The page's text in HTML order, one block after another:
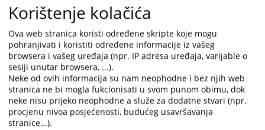
with
the
calendar
and
select
a
date.
Press
the
question
mark
Navigate
to
interact
with
the
calendar
and
select
a
date.
Broj predmeta
Vrsta
Odaberi...
Korištenje kolačića
Ova web stranica koristi određene skripte koje mogu
pohranjivati i koristiti određene informacije iz vašeg
browsera i vašeg uređaja (npr. IP adresa uređaja, varijable o
sesiji unutar browsera, ...).
Neke od ovih informacija su nam neophodne i bez njih web
stranica ne bi mogla fukcionisati u svom punom obimu, dok
neke nisu prijeko neophodne a služe za dodatne stvari (npr.
procjenu nivoa posjećenosti, budućeg usavršavanja
stranice...).